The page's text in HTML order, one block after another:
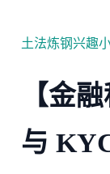
土法炼钢兴趣
【金
与